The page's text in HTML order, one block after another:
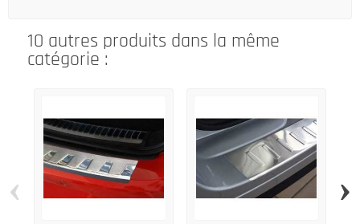
10 autres produits dans la même
catégorie :
‹ ›